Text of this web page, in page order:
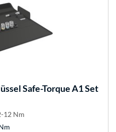
Safe-Torque A1 Set
12 Nm